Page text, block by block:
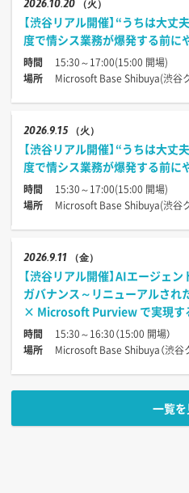
202610.20 （火）
【渋谷リアル開催】“うちは大
度で情シス業務が爆発する前に
時間
15:30～17:00(15:00 開場)
場所
Microsoft Base Shibuya(渋谷
20269.15 （火）
【渋谷リアル開催】“うちは大
度で情シス業務が爆発する前に
時間
15:30～17:00(15:00 開場)
場所
Microsoft Base Shibuya(渋谷
20269.11 （金）
【渋谷リアル開催】AIエージェン
ガバナンス～リニューアルさ
× Microsoft Purview で実現す
時間
15:30～16:30（15:00 開場）
場所
Microsoft Base Shibuya（渋谷
一覧